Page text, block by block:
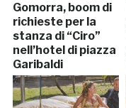
Gomorra, boom di
richieste per la
stanza di “Ciro”
nell’hotel di piazza
Garibaldi